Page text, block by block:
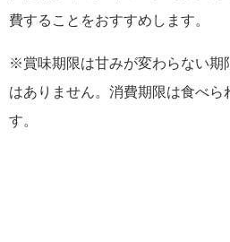
費することをおすすめします。
※賞味期限は甘みが変わらない期
はありません。消費期限は食べ
す。